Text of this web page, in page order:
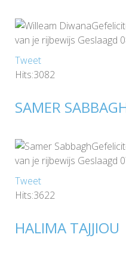
van je rijbewijs Geslaagd
Tweet
Hits:3082
SAMER
van je rijbewijs Geslaagd
Tweet
Hits:3622
HALIMA TAJJIOU